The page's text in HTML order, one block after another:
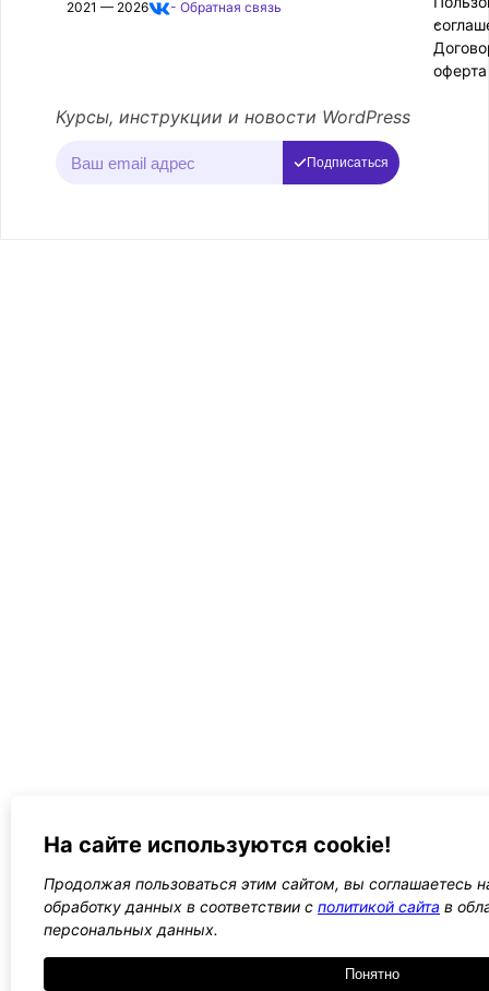
2021 — 2026 - Обратная связь
-
оферта
Курсы, инструкции и новости WordPress
Подписаться
На сайте используются cookie!
Продолжая пользоваться этим сайтом, вы соглашаетесь
обработку данных в соответствии с политикой сайта в
персональных данных.
Понятно